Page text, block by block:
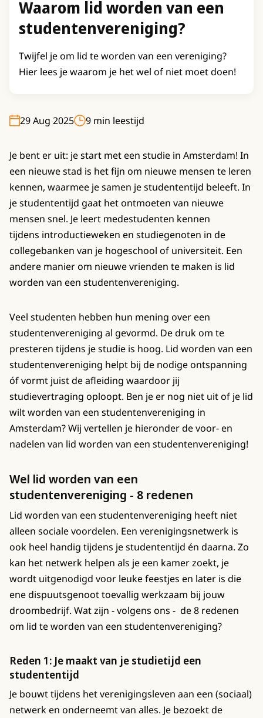
Waarom lid worden van een
studentenvereniging?
Twijfel je om lid te worden van een vereniging?
Hier lees je waarom je het wel of niet moet doen!
29 Aug 2025 9 min leestijd
Je bent er uit: je start met een studie in Amsterdam! In
een nieuwe stad is het fijn om nieuwe mensen te leren
kennen, waarmee je samen je studententijd beleeft. In
je studententijd gaat het ontmoeten van nieuwe
mensen snel. Je leert medestudenten kennen
tijdens introductieweken en studiegenoten in de
collegebanken van je hogeschool of universiteit. Een
andere manier om nieuwe vrienden te maken is lid
worden van een studentenvereniging.
Veel studenten hebben hun mening over een
studentenvereniging al gevormd. De druk om te
presteren tijdens je studie is hoog. Lid worden van een
studentenvereniging helpt bij de nodige ontspanning
óf vormt juist de afleiding waardoor jij
studievertraging oploopt. Ben je er nog niet uit of je lid
wilt worden van een studentenvereniging in
Amsterdam? Wij vertellen je hieronder de voor- en
nadelen van lid worden van een studentenvereniging!
Wel lid worden van een
studentenvereniging - 8 redenen
Lid worden van een studentenvereniging heeft niet
alleen sociale voordelen. Een verenigingsnetwerk is
ook heel handig tijdens je studententijd én daarna. Zo
kan het netwerk helpen als je een kamer zoekt, je
wordt uitgenodigd voor leuke feestjes en later is die
ene dispuutsgenoot toevallig werkzaam bij jouw
droombedrijf. Wat zijn - volgens ons - de 8 redenen
om lid te worden van een studentenvereniging?
Reden 1: Je maakt van je studietijd een
studententijd
Je bouwt tijdens het verenigingsleven aan een (sociaal)
netwerk en onderneemt van alles. Je bezoekt de